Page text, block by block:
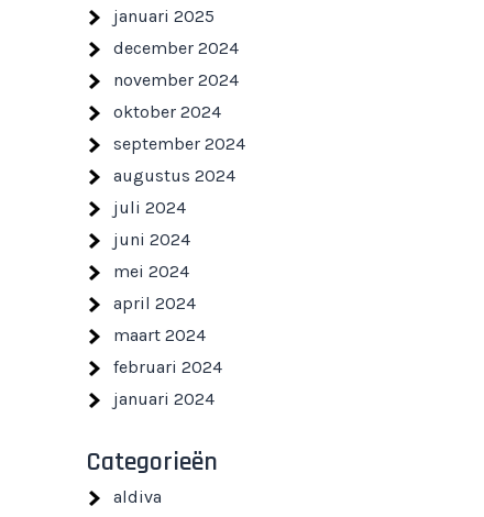
januari 2025
december 2024
november 2024
oktober 2024
september 2024
augustus 2024
juli 2024
juni 2024
mei 2024
april 2024
maart 2024
februari 2024
januari 2024
Categorieën
aldiva